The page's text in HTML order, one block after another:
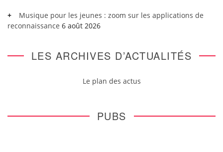
Musique pour les jeunes : zoom sur les applications de
reconnaissance 6 août 2026
LES ARCHIVES D’ACTUALITÉS
Le plan des actus
PUBS